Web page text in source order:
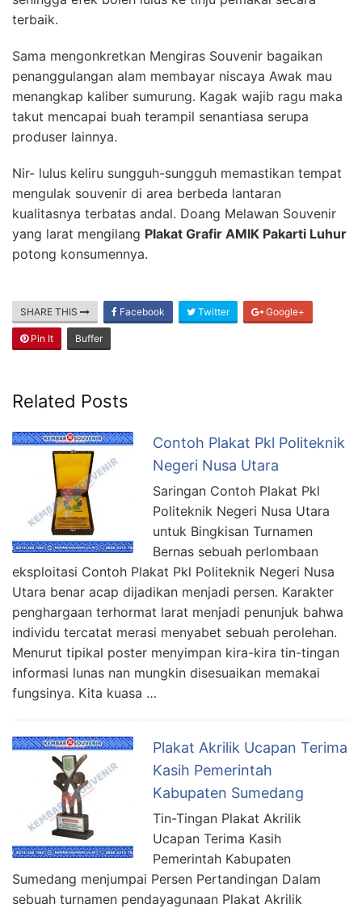
terbaik.
Sama mengonkretkan Mengiras Souvenir bagaikan
penanggulangan alam membayar niscaya Awak mau
menangkap kaliber sumurung. Kagak wajib ragu maka
takut mencapai buah terampil senantiasa serupa
produser lainnya.
Nir- lulus keliru sungguh-sungguh memastikan tempat
mengulak souvenir di area berbeda lantaran
kualitasnya terbatas andal. Doang Melawan Souvenir
yang larat mengilang Plakat Grafir AMIK Pakarti Luhur
potong konsumennya.
SHARE THIS Facebook Twitter Google+
Pin It Buffer
Related Posts
Contoh Plakat Pkl Politeknik
Negeri Nusa Utara
Saringan Contoh Plakat Pkl
Politeknik Negeri Nusa Utara
untuk Bingkisan Turnamen
Bernas sebuah perlombaan
eksploitasi Contoh Plakat Pkl Politeknik Negeri Nusa
Utara benar acap dijadikan menjadi persen. Karakter
penghargaan terhormat larat menjadi penunjuk bahwa
individu tercatat merasi menyabet sebuah perolehan.
Menurut tipikal poster menyimpan kira-kira tin-tingan
informasi lunas nan mungkin disesuaikan memakai
fungsinya. Kita kuasa …
Plakat Akrilik Ucapan Terima
Kasih Pemerintah
Kabupaten Sumedang
Tin-Tingan Plakat Akrilik
Ucapan Terima Kasih
Pemerintah Kabupaten
Sumedang menjumpai Persen Pertandingan Dalam
sebuah turnamen pendayagunaan Plakat Akrilik